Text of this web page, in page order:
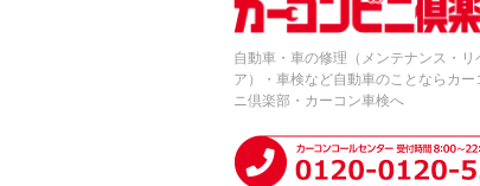
自動車・車の修理（メンテナンス・リ
ア）・車検など自動車のことならカー
ニ倶楽部・カーコン車検へ